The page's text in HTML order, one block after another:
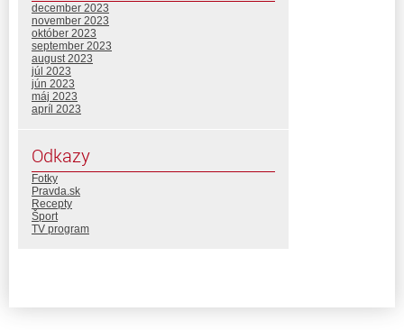
december 2023
november 2023
október 2023
september 2023
august 2023
júl 2023
jún 2023
máj 2023
apríl 2023
Odkazy
Fotky
Pravda.sk
Recepty
Šport
TV program